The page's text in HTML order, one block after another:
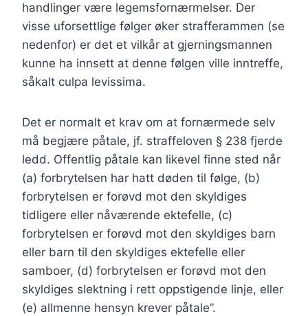
handlinger være legemsfornærmelser. Der
visse uforsettlige følger øker strafferammen (se
nedenfor) er det et vilkår at gjerningsmannen
kunne ha innsett at denne følgen ville inntreffe,
såkalt culpa levissima.
Det er normalt et krav om at fornærmede selv
må begjære påtale, jf. straffeloven § 238 fjerde
ledd. Offentlig påtale kan likevel finne sted når
(a) forbrytelsen har hatt døden til følge, (b)
forbrytelsen er forøvd mot den skyldiges
tidligere eller nåværende ektefelle, (c)
forbrytelsen er forøvd mot den skyldiges barn
eller barn til den skyldiges ektefelle eller
samboer, (d) forbrytelsen er forøvd mot den
skyldiges slektning i rett oppstigende linje, eller
(e) allmenne hensyn krever påtale”.